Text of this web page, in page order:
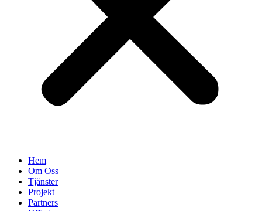
Hem
Om Oss
Tjänster
Projekt
Partners